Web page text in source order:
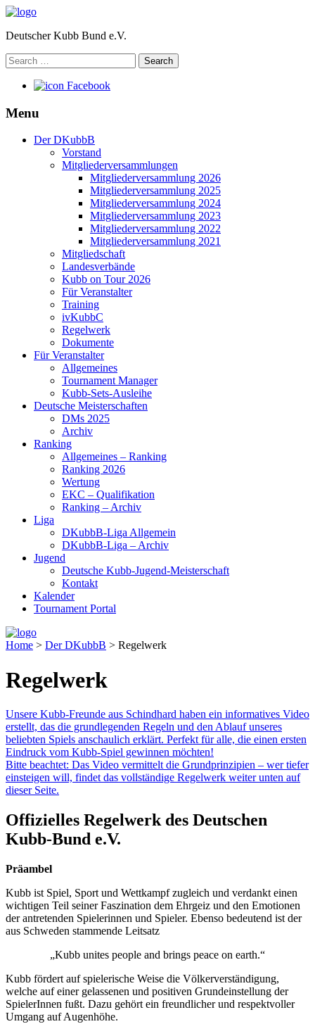
Deutscher Kubb Bund e.V.
Search
for:
Facebook
Menu
Der DKubbB
Vorstand
Mitgliederversammlungen
Mitgliederversammlung 2026
Mitgliederversammlung 2025
Mitgliederversammlung 2024
Mitgliederversammlung 2023
Mitgliederversammlung 2022
Mitgliederversammlung 2021
Mitgliedschaft
Landesverbände
Kubb on Tour 2026
Für Veranstalter
Training
ivKubbC
Regelwerk
Dokumente
Für Veranstalter
Allgemeines
Tournament Manager
Kubb-Sets-Ausleihe
Deutsche Meisterschaften
DMs 2025
Archiv
Ranking
Allgemeines – Ranking
Ranking 2026
Wertung
EKC – Qualifikation
Ranking – Archiv
Liga
DKubbB-Liga Allgemein
DKubbB-Liga – Archiv
Jugend
Deutsche Kubb-Jugend-Meisterschaft
Kontakt
Kalender
Tournament Portal
Home > Der DKubbB > Regelwerk
Regelwerk
Unsere Kubb-Freunde aus Schindhard haben ein informatives Video
erstellt, das die grundlegenden Regeln und den Ablauf unseres
beliebten Spiels anschaulich erklärt. Perfekt für alle, die einen ersten
Eindruck vom Kubb-Spiel gewinnen möchten!
Bitte beachtet: Das Video vermittelt die Grundprinzipien – wer tiefer
einsteigen will, findet das vollständige Regelwerk weiter unten auf
dieser Seite.
Offizielles Regelwerk des Deutschen
Kubb-Bund e.V.
Präambel
Kubb ist Spiel, Sport und Wettkampf zugleich und verdankt einen
wichtigen Teil seiner Faszination dem Ehrgeiz und den Emotionen
der antretenden Spielerinnen und Spieler. Ebenso bedeutend ist der
aus Schweden stammende Leitsatz
„Kubb unites people and brings peace on earth.“
Kubb fördert auf spielerische Weise die Völkerverständigung,
welche auf einer gelassenen und positiven Grundeinstellung der
SpielerInnen fußt. Dazu gehört ein freundlicher und respektvoller
Umgang auf Augenhöhe.